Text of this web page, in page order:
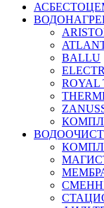
BALLU
ROYAL